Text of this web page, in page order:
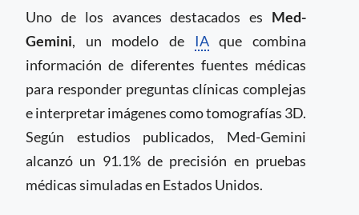
Uno de los avances destacados es Med-
Gemini, un modelo de IAque combina
información de diferentes fuentes médicas
para responder preguntas clínicas complejas
e interpretar imágenes como tomografías 3D.
Según estudios publicados, Med-Gemini
alcanzó un 91.1% de precisión en pruebas
médicas simuladas en Estados Unidos.